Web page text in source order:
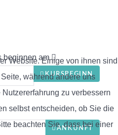
beginnen am
KURSBEGINN
ANKUNFT
Website. Einige von ihnen sind
während andere uns
zu verbessern
selbst entscheiden, ob Sie die
beachten Sie, dass bei einer